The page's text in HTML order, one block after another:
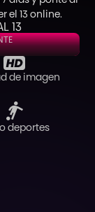
el 13 online.
13
de imagen
deportes